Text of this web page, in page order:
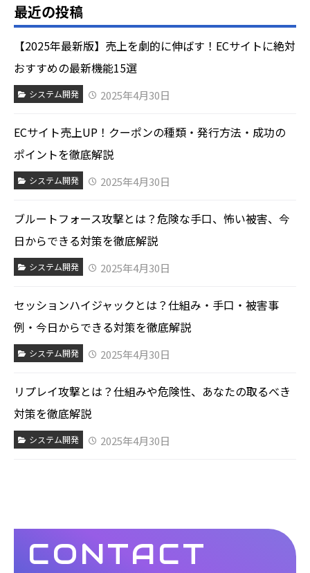
最近の投稿
【2025年最新版】売上を劇的に伸ばす！ECサイトに絶対
おすすめの最新機能15選
システム開発 2025年4月30日
ECサイト売上UP！クーポンの種類・発行方法・成功の
ポイントを徹底解説
システム開発 2025年4月30日
ブルートフォース攻撃とは？危険な手口、怖い被害、今
日からできる対策を徹底解説
システム開発 2025年4月30日
セッションハイジャックとは？仕組み・手口・被害事
例・今日からできる対策を徹底解説
システム開発 2025年4月30日
リプレイ攻撃とは？仕組みや危険性、あなたの取るべき
対策を徹底解説
システム開発 2025年4月30日
CONTACT